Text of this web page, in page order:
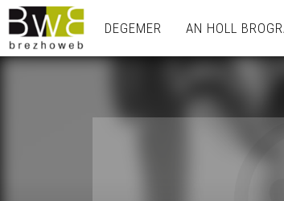
DEGEMER AN HOLL